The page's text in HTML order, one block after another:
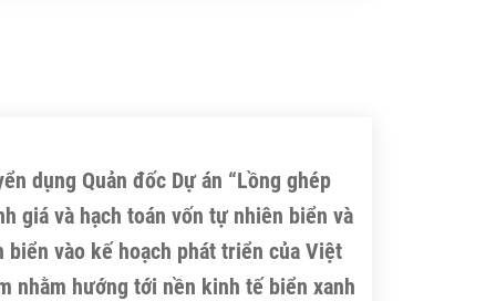
dụng Quản đốc Dự án “Lồng ghép
giá và hạch toán vốn tự nhiên biển và
biển vào kế hoạch phát triển của Việt
nhằm hướng tới nền kinh tế biển xanh